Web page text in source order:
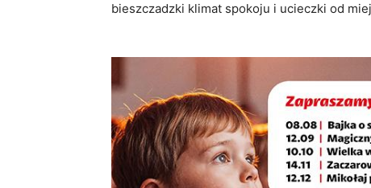
bieszczadzki klimat spokoju i ucieczki od